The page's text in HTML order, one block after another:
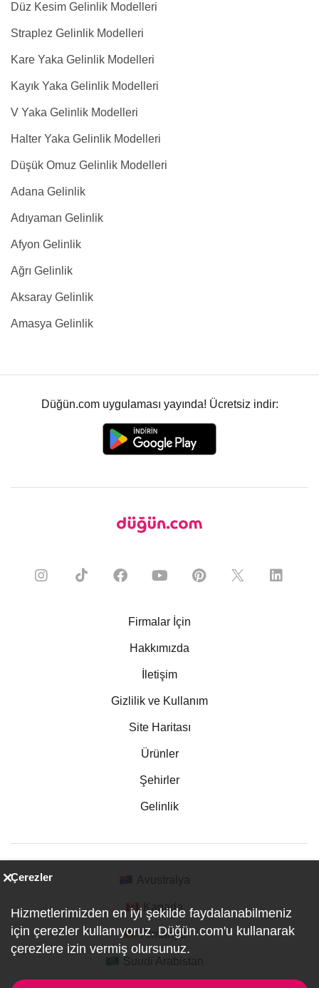
Düz Kesim Gelinlik Modelleri
Straplez Gelinlik Modelleri
Kare Yaka Gelinlik Modelleri
Kayık Yaka Gelinlik Modelleri
V Yaka Gelinlik Modelleri
Halter Yaka Gelinlik Modelleri
Düşük Omuz Gelinlik Modelleri
Adana Gelinlik
Adıyaman Gelinlik
Afyon Gelinlik
Ağrı Gelinlik
Aksaray Gelinlik
Amasya Gelinlik
Düğün.com uygulaması yayında! Ücretsiz indir:
Firmalar İçin
Hakkımızda
İletişim
Gizlilik ve Kullanım
Site Haritası
Ürünler
Şehirler
Gelinlik
Kanada
Almanya
Çerezler
Hizmetlerimizden en iyi şekilde faydalanabilmeniz
için çerezler kullanıyoruz. Düğün.com'u kullanarak
çerezlere izin vermiş olursunuz.